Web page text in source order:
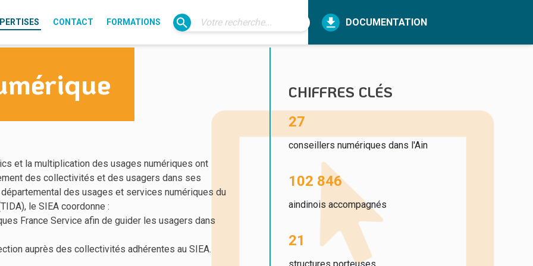
CONTACT FORMATIONS DOCUMENTATION
Éclairage public
Transition énergétique
Usages du numérique
Ressources
et la multiplication des usages numériques ont
des collectivités et des usagers dans ses
des usages et services numériques du
le SIEA coordonne :
France Service afin de guider les usagers dans
auprès des collectivités adhérentes au SIEA.
CHIFFRES CLÉS
27
conseillers numériques dans l'Ain
102 846
aindinois accompagnés
21